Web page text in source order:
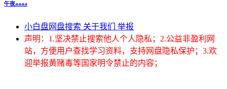
午夜aaaa
小白盘网盘搜索 关于我们 举报
声明：1.坚决禁止搜索他人个人隐私；2.公益非盈利网
站，方便用户查找学习资料，支持网盘隐私保护；3.欢
迎举报黄赌毒等国家明令禁止的内容；